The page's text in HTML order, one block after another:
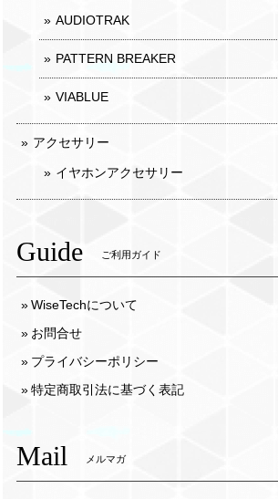
AUDIOTRAK
PATTERN BREAKER
VIABLUE
アクセサリー
イヤホンアクセサリー
Guide ご利用ガイド
WiseTechについて
お問合せ
プライバシーポリシー
特定商取引法に基づく表記
Mail メルマガ